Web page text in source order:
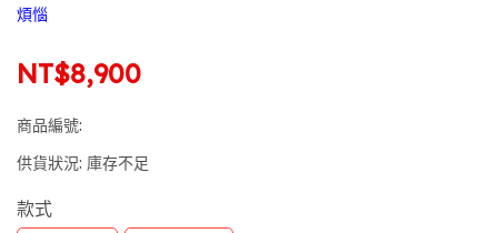
煩惱
NT$8,900
商品編號:
供貨狀況: 庫存不足
款式